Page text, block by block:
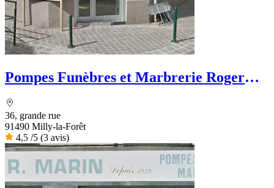
Pompes Funèbres et Marbrerie Roger
36, grande rue
91490 Milly-la-Forêt
4,5 /5 (3 avis)